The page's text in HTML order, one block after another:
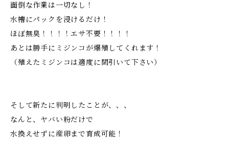
面倒な作業は一切なし！
水槽にパックを浸けるだけ！
ほぼ無臭！！！！エサ不要！！！！
あとは勝手にミジンコが爆殖してくれます！
（殖えたミジンコは適度に間引いて下さい）
そして新たに判明したことが、、、
なんと、ヤバい粉だけで
水換えせずに産卵まで育成可能！